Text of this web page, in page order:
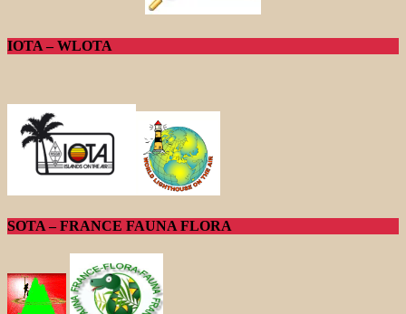
IOTA – WLOTA
SOTA – FRANCE FAUNA FLORA